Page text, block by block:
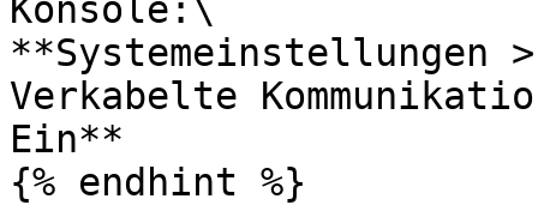
Konsole:\
**Systemeinstellungen
Verkabelte
Ein**
{% endhint %}